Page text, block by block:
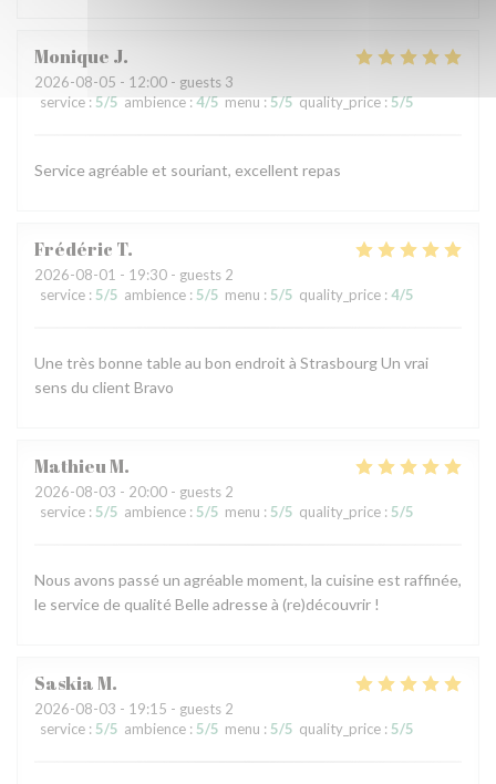
Monique J
2026-08-05 - 12:00 - guests 3
service : 5/5 ambience : 4/5 menu:5/5 quality_price:5/5
Service agréable et souriant, excellent repas
Frédéric T
2026-08-01 - 19:30 - guests 2
service : 5/5 ambience : 5/5 menu : 5/5 quality_price : 4/5
Une très bonne table au bon endroit à Strasbourg Un vrai
sens du client Bravo
MathieuM
2026-08-03 - 20:00 - guests 2
service : 5/5 ambience : 5/5 menu : 5/5 quality_price : 5/5
Nous avons passé un agréable moment, la cuisine est raffinée,
le service de qualité Belle adresse à (re)découvrir !
SaskiaM
2026-08-03 - 19:15 - guests 2
service : 5/5 ambience : 5/5 menu : 5/5 quality_price : 5/5